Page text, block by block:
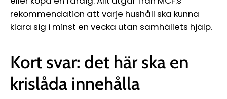
rekommendation att varje hushåll ska kunna
klara sig i minst en vecka utan samhällets hjälp.
Kort svar: det här ska en
krislåda innehålla